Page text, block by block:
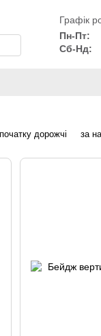
Графік
Пн-Пт:
Сб-Нд:
дорожчі за